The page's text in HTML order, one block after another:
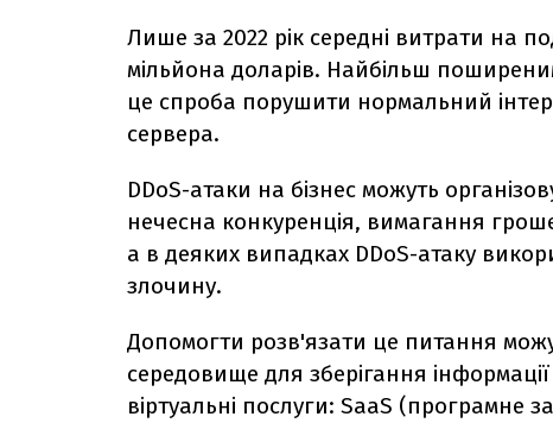
Лише за 2022 рік середні витрати на
мільйона доларів. Найбільш
це спроба порушити нормальний
сервера.
DDoS-атаки на бізнес можуть
нечесна конкуренція, вимагання
а в деяких випадках DDoS-атаку
злочину.
Допомогти розв'язати це питання
середовище для зберігання
віртуальні послуги: SaaS (програмне